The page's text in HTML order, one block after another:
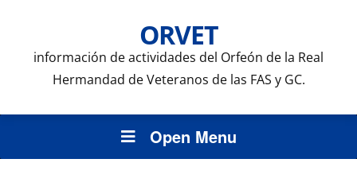
ORVET
información de actividades del Orfeón de la Real
Hermandad de Veteranos de las FAS y GC.
Open Menu